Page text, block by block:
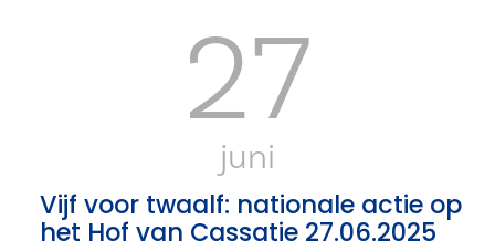
27
juni
Vijf voor twaalf: nationale actie op
het Hof van Cassatie 27.06.2025